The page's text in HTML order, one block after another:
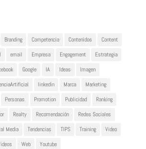
Branding Competencia Contenidos
Content
email Empresa Engagement
Estrategia
Google IA Ideas
Imagen
linkedin Marca
Marketing
Personas Promotion Publicidad
Ranking
Realty Recomendación
Redes Sociales
Media Tendencias TIPS Training
Video
Web Youtube